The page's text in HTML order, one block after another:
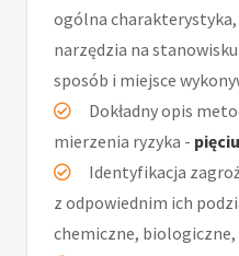
ogólna charakterystyka,
narzędzia na
sposób i miejsce
Dokładny opis
mierzenia ryzyka -
Identyfikacja
z odpowiednim ich
chemiczne,